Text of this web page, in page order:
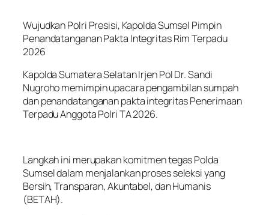
Wujudkan Polri Presisi, Kapolda Sumsel Pimpin
Penandatanganan Pakta Integritas Rim Terpadu
2026
Kapolda Sumatera Selatan Irjen Pol Dr. Sandi
Nugroho memimpin upacara pengambilan sumpah
dan penandatanganan pakta integritas Penerimaan
Terpadu Anggota Polri TA 2026.
Langkah ini merupakan komitmen tegas Polda
Sumsel dalam menjalankan proses seleksi yang
Bersih, Transparan, Akuntabel, dan Humanis
(BETAH).